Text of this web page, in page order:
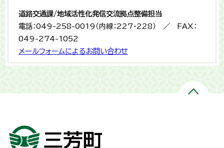
道路交通課/地域活性化発信交流拠点整備担当
電話：049-258-0019（内線：227・228） ／ FAX：
049-274-1052
メールフォームによるお問い合わせ